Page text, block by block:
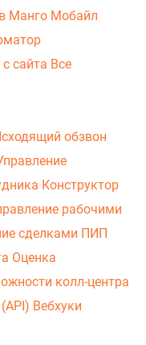
Манго Мобайл
сайта Все
обзвон
Конструктор
рабочими
сделками ПИП
Оценка
колл-центра
Вебхуки